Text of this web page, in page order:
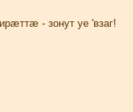
- зонут уе 'взаг!